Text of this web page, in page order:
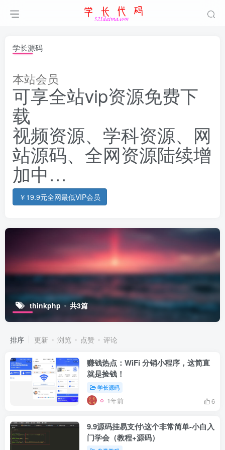
学长源码
本站会员
可享全站vip资源免费下
载
视频资源、学科资源、网
站源码、全网资源陆续增
加中…
￥19.9元全网最低VIP会员
thinkphp 共3篇
排序 更新 浏览 点赞 评论
赚钱热点：WiFi 分销小程序，这简直
就是捡钱！
学长源码
1年前 6
9.9源码挂易支付\这个非常简单-小白入
门学会（教程+源码）